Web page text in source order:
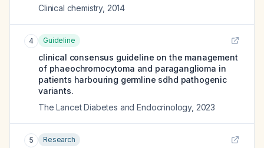
Clinical chemistry, 2014
4 Guideline
clinical consensus guideline on the management
of phaeochromocytoma and paraganglioma in
patients harbouring germline sdhd pathogenic
variants.
The Lancet Diabetes and Endocrinology, 2023
5 Research